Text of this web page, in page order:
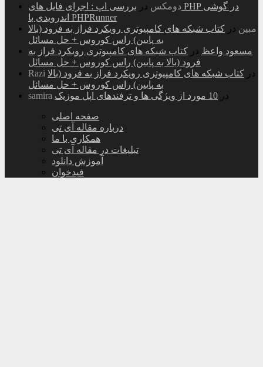
دومکس در بررسی اپ : اجرای فایل های PHP در گوشی
اندرویدی با PHPRunner
مبین در کتاب شبکه های کامپیوتری رویکرد فراز به فرود (بالا
به پایین) راس کوروس + حل مسائل
مسعود واعظ در کتاب شبکه های کامپیوتری رویکرد فراز به
فرود (بالا به پایین) راس کوروس + حل مسائل
Razi
در کتاب شبکه های کامپیوتری رویکرد فراز به فرود (بالا
به پایین) راس کوروس + حل مسائل
samira
در 10 مورد از ویژگی ها و ترفندهای اپل موزیک
صفحه اصلی
درباره مقاله آی تی
همکاری با ما
تبلیغات در مقاله آی تی
آموزش دانلود
فیدخوان